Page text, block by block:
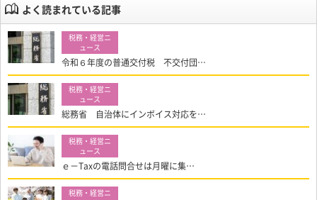
よく読まれている記事
令和６年度の普通交付税 不交付団…
総務省 自治体にインボイス対応を…
ｅ－Taxの電話問合せは月曜に集…